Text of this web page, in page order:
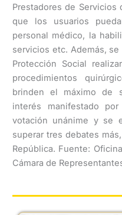
Prestadores de
que los usuarios
personal médico, la
servicios etc. Además,
Protección Social
procedimientos
brinden el máximo de
interés manifestado
votación unánime y se
superar tres debates
República. Fuente:
Cámara de